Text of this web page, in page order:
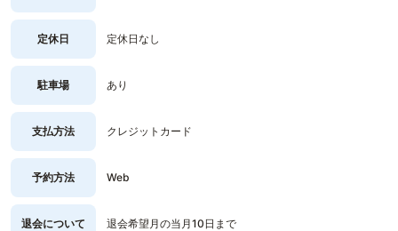
定休日 定休日なし
駐車場 あり
支払方法 クレジットカード
予約方法 Web
退会について 退会希望月の当月10日まで